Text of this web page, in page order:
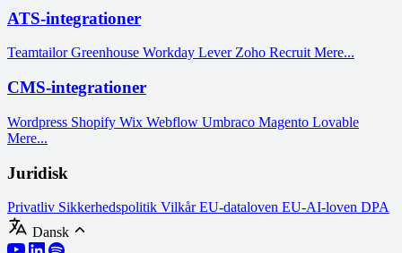
ATS-integrationer
TeamtailorGreenhouse Workday Lever Zoho Recruit Mere...
CMS-integrationer
Wordpress Shopify Wix Webflow Umbraco Magento Lovable
Mere...
Juridisk
Privatliv Sikkerhedspolitik VilkårEU-dataloven EU-AI-loven DPA
Dansk